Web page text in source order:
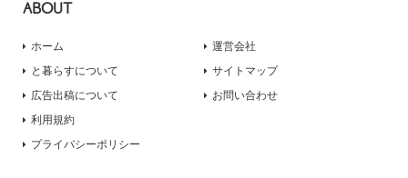
ABOUT
ホーム
と暮らすについて
広告出稿について
運営会社
サイトマップ
お問い合わせ
利用規約
プライバシーポリシー